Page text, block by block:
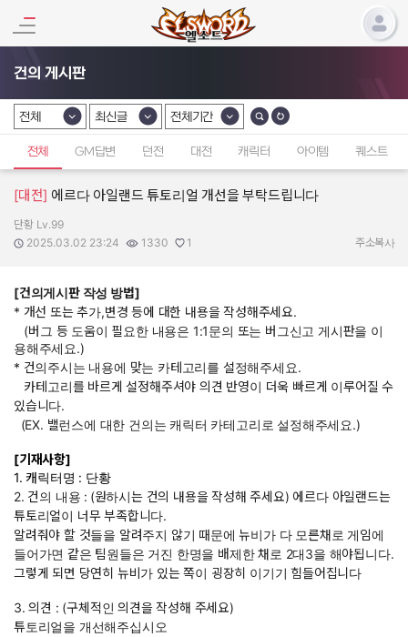
건의 게시판
카테고리 선택
전체
카테고리 선택
최신글
카테고리 선택
전체기간
전체 GM답변 던전 대전 캐릭터 아이템 퀘스트
[대전] 에르다 아일랜드 튜토리얼 개선을 부탁드립니다
작성자:
단황 Lv.99
작성일:
2025.03.02 23:24
조회수:
1330
추천수:
1 주소복사
[건의게시판 작성 방법]
* 개선 또는 추가,변경 등에 대한 내용을 작성해주세요.
(버그 등 도움이 필요한 내용은 1:1문의 또는 버그신고 게시판을 이
용해주세요.)
* 건의주시는 내용에 맞는 카테고리를 설정해주세요.
카테고리를 바르게 설정해주셔야 의견 반영이 더욱 빠르게 이루어질 수
있습니다.
(EX. 밸런스에 대한 건의는 캐릭터 카테고리로 설정해주세요.)
[기재사항]
1. 캐릭터명 : 단황
2. 건의 내용 : (원하시는 건의 내용을 작성해 주세요) 에르다 아일랜드는
튜토리얼이 너무 부족합니다.
알려줘야 할 것들을 알려주지 않기 때문에 뉴비가 다 모른채로 게임에
들어가면 같은 팀원들은 거진 한명을 배제한 채로 2대3을 해야됩니다.
그렇게 되면 당연히 뉴비가 있는 쪽이 굉장히 이기기 힘들어집니다
3. 의견 : (구체적인 의견을 작성해 주세요)
튜토리얼을 개선해주십시오